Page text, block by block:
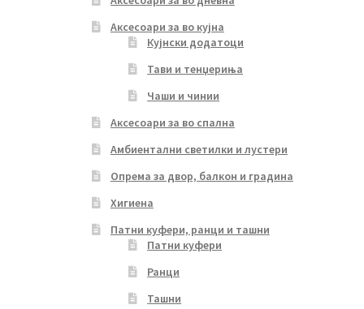
Аксесоари за во кујна
Кујнски додатоци
Тави и тенџериња
Чаши и чинии
Аксесоари за во спална
Амбиентални светилки и лустери
Опрема за двор, балкон и градина
Хигиена
Патни куфери, ранци и ташни
Патни куфери
Ранци
Ташни